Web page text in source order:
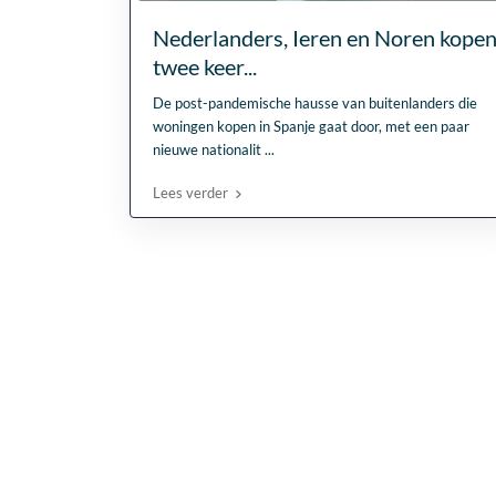
Nederlanders, Ieren en Noren kopen
twee keer...
De post-pandemische hausse van buitenlanders die
woningen kopen in Spanje gaat door, met een paar
nieuwe nationalit...
Lees verder